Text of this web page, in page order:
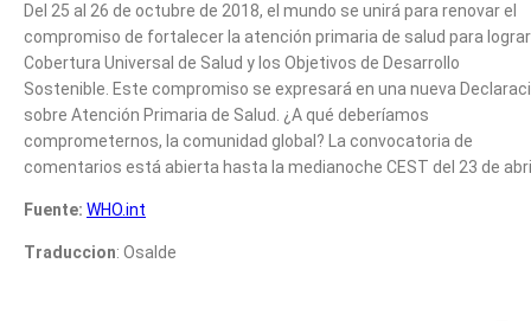
Del 25 al 26 de octubre de 2018, el mundo se unirá para renovar el
compromiso de fortalecer la atención primaria de salud para
Cobertura Universal de Salud y los Objetivos de Desarrollo
Sostenible. Este compromiso se expresará en una nueva
sobre Atención Primaria de Salud. ¿A qué deberíamos
comprometernos, la comunidad global? La convocatoria de
comentarios está abierta hasta la medianoche CEST del 23 de
Fuente: WHO.int
Traduccion: Osalde